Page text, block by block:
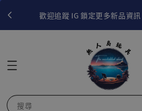
歡迎追蹤 IG 鎖定更多新品資訊
搜尋